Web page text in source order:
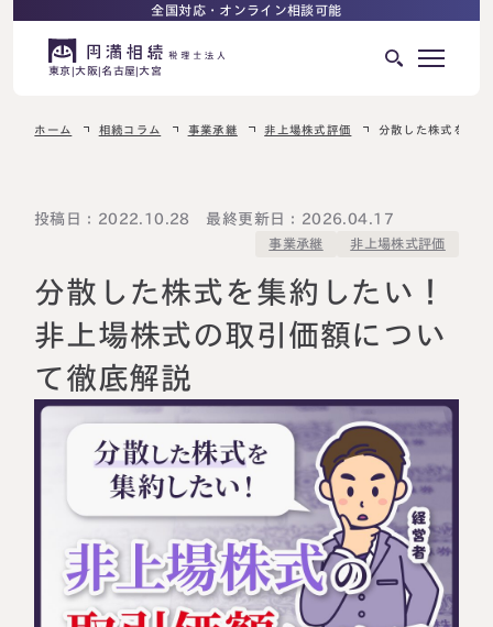
全国対応・オンライン相談可能
東京 大阪 名古屋 大宮
相続ロードマップ
ご相談の流れ
選ばれる理由
よくある質問
相続を学ぶ
相続税申告について
料金表
相続に備えたい方へ
生前対策相談について
相続税試算について
ホーム 相続コラム 事業承継 非上場株式評価 分散した株式を集
投稿日：2022.10.28 最終更新日：2026.04.17
事業承継 非上場株式評価
分散した株式を集約したい！
非上場株式の取引価額につい
て徹底解説